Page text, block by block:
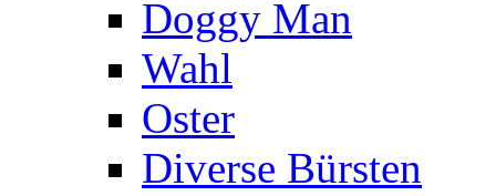
Doggy Man
Wahl
Oster
Diverse Bürsten